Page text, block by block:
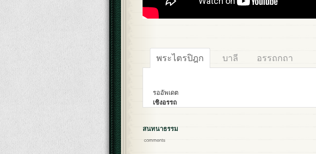
พระไตรปิฎก บาลี อรรถกถา
รออัพเดต
เชิงอรรถ
สนทนาธรรม
comments